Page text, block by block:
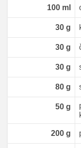
100ml
30g
30g
30g
80g
50g
200g